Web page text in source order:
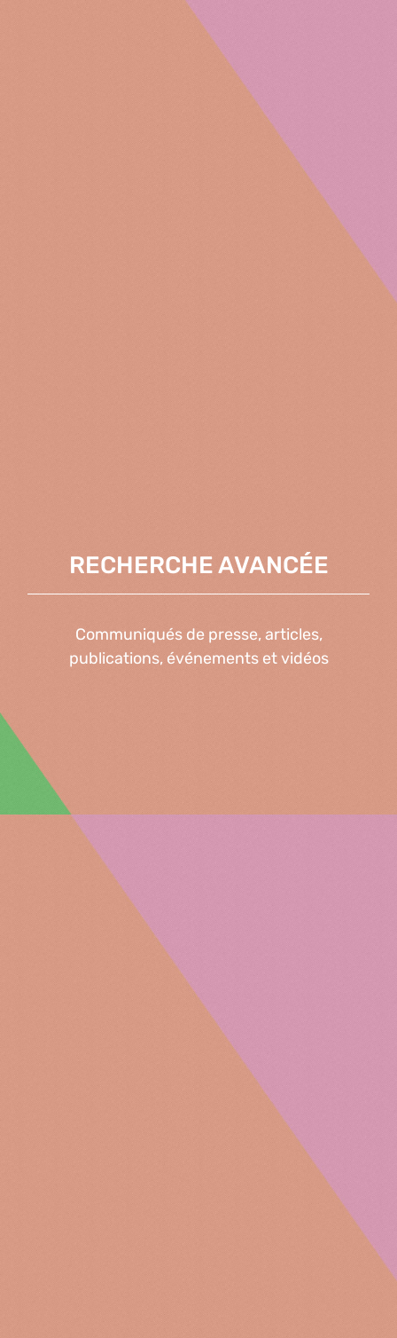
RECHERCHE AVANCÉE
Communiqués de presse, articles,
publications, événements et vidéos